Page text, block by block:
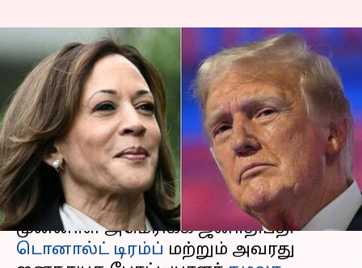
அமெரிக்க அதிபர் தேர்தல்
2024: முன்னிலையில்
டிரம்ப்; கமலாவின் நிலை
என்ன?
எழுதியவர் Venkatalakshmi V Nov 06, 2024 06:34 am
செய்தி முன்னோட்டம்
முன்னாள் அமெரிக்க ஜனாதிபதி
டொனால்ட் டிரம்ப் மற்றும் அவரது